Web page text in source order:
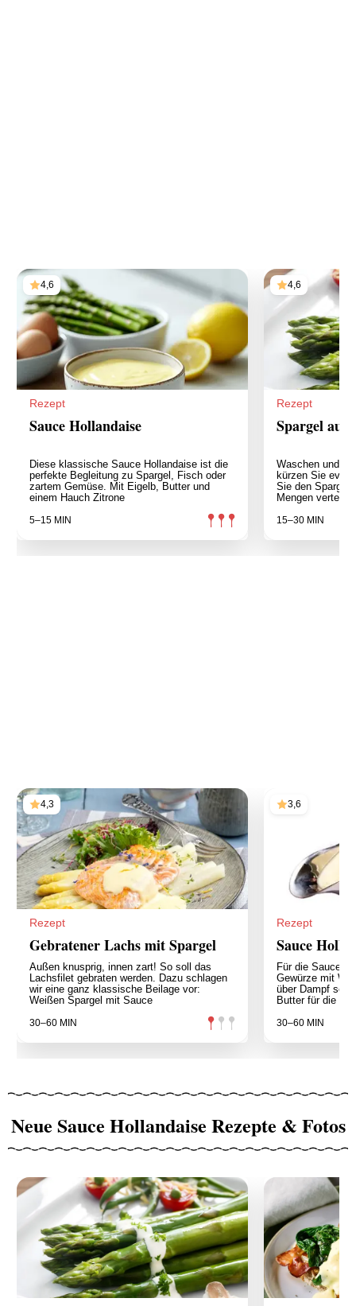
4,6
Rezept
Sauce Hollandaise
Diese klassische Sauce Hollandaise ist die
perfekte Begleitung zu Spargel, Fisch oder
zartem Gemüse. Mit Eigelb, Butter und
einem Hauch Zitrone
5–15 MIN
4,6
Rezept
Spargel aus
Waschen und
kürzen Sie
Sie den Spargel
Mengen verteilt
15–30 MIN
4,3
Rezept
Gebratener Lachs mit Spargel
Außen knusprig, innen zart! So soll das
Lachsfilet gebraten werden. Dazu schlagen
wir eine ganz klassische Beilage vor:
Weißen Spargel mit Sauce
30–60 MIN
3,6
Rezept
Sauce
Für die Sauce
Gewürze mit
über Dampf
Butter für die
30–60 MIN
Neue Sauce Hollandaise Rezepte & Fotos